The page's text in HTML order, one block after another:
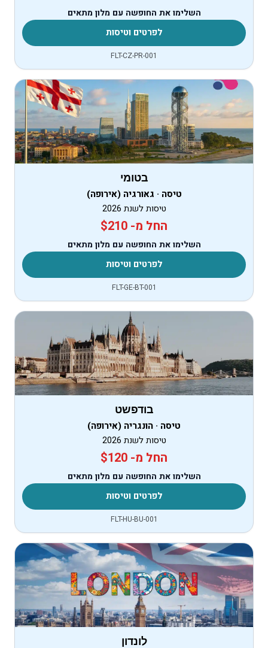
השלימו את החופשה עם מלון מתאים
לפרטים וטיסות
FLT-CZ-PR-001
בטומי
טיסה · גאורגיה (אירופה)
טיסות לשנת 2026
החל מ- $210
השלימו את החופשה עם מלון מתאים
לפרטים וטיסות
FLT-GE-BT-001
בודפשט
טיסה · הונגריה (אירופה)
טיסות לשנת 2026
החל מ- $120
השלימו את החופשה עם מלון מתאים
לפרטים וטיסות
FLT-HU-BU-001
לונדון